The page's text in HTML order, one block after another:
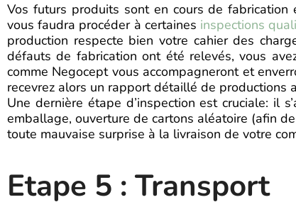
Vos futurs produits sont en cours de fabrication
vous faudra procéder à certaines inspections
production respecte bien votre cahier des
défauts de fabrication ont été relevés, vous
comme Negocept vous accompagneront et
recevrez alors un rapport détaillé de productions
Une dernière étape d’inspection est cruciale: il
emballage, ouverture de cartons aléatoire (afin
toute mauvaise surprise à la livraison de votre
Etape 5 : Transport